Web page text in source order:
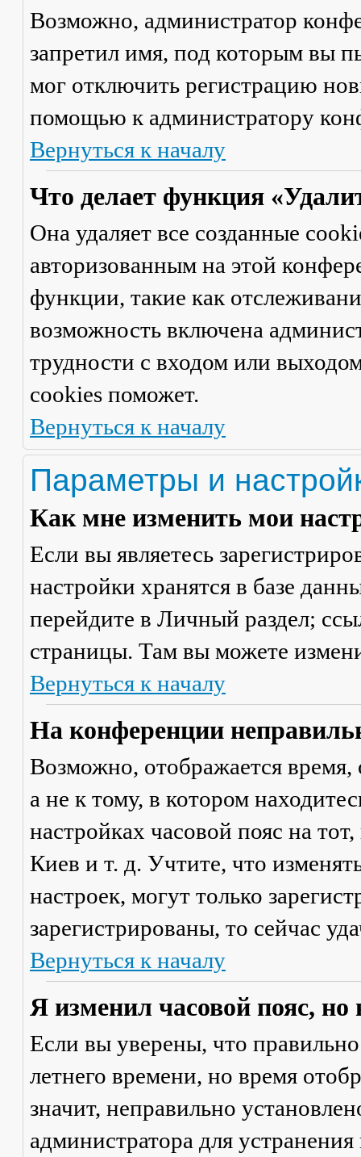
Возможно, администратор
запретил имя, под которым вы
мог отключить регистрацию
помощью к администратору
Вернуться к началу
Что делает функция
Она удаляет все созданные
авторизованным на этой
функции, такие как
возможность включена
трудности с входом или
cookies поможет.
Вернуться к началу
Параметры и
Как мне изменить мои
Если вы являетесь
настройки хранятся в базе
перейдите в Личный раздел;
страницы. Там вы можете
Вернуться к началу
На конференции
Возможно, отображается время,
а не к тому, в котором
настройках часовой пояс на
Киев и т. д. Учтите, что
настроек, могут только
зарегистрированы, то сейчас
Вернуться к началу
Я изменил часовой пояс,
Если вы уверены, что
летнего времени, но время
значит, неправильно
администратора для